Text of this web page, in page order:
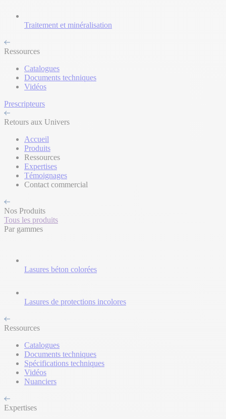
Traitement et minéralisation
Ressources
Catalogues
Documents techniques
Vidéos
Prescripteurs
Retours aux Univers
Accueil
Produits
Ressources
Expertises
Témoignages
Contact commercial
Nos Produits
Tous les produits
Par gammes
Lasures béton colorées
Lasures de protections incolores
Ressources
Catalogues
Documents techniques
Spécifications techniques
Vidéos
Nuanciers
Expertises